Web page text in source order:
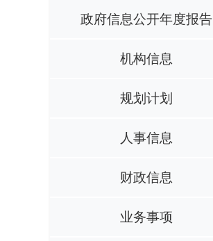
政府信息公开年度报告
机构信息
规划计划
人事信息
财政信息
业务事项